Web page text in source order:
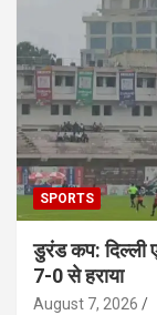
SPORTS
डुरंड कप: दिल्ली
7-0 से हराया
August 7, 2026